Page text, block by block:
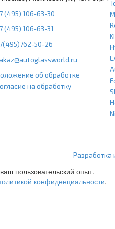
(495) 106-63-30
(495) 106-63-31
50-26
об обработке
на обработку
пользовательский опыт.
конфиденциальности.